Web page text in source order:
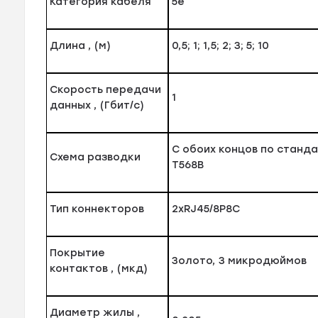
Длина , (м) 0,5; 1; 1,5; 2; 3; 5; 10
Скорость передачи
данных , (Гбит/с)
1
Схема разводки
С обоих концов по
T568B
Тип коннекторов 2xRJ45/8P8C
Покрытие
контактов , (мкд)
Золото, 3 микродюймов
Диаметр жилы ,